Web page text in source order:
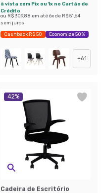
à vista com Pix ou 1x no Cartão de
Crédito
ou R$ 309,88 em até6x de R$ 51,64
sem juros
Cashback R$ 50 Economize 50%
+61
42%
Cadeira de Escritório